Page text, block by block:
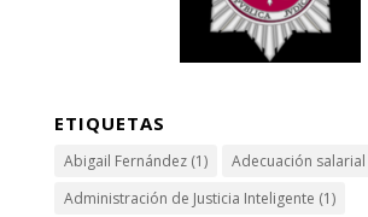
ETIQUETAS
Abigail Fernández(1) Adecuación salarial
Administración de Justicia Inteligente (1)